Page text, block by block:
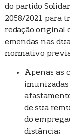
do partido
2058/2021 para
redação original
emendas nas
normativo
Apenas as
imunizadas
de sua
do
distância;